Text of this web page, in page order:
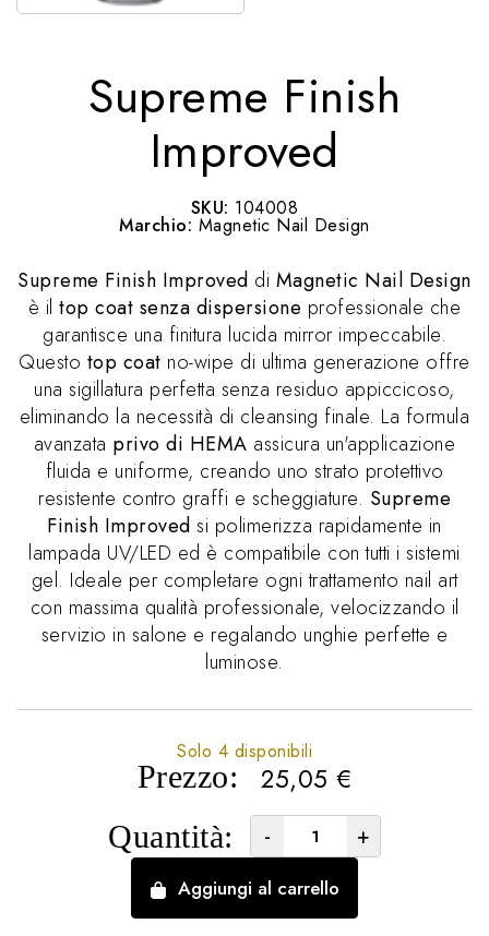
Supreme Finish
Improved
SKU: 104008
Marchio: Magnetic Nail Design
Supreme Finish Improved di Magnetic Nail Design
è iltop coat senza dispersione professionale che
garantisce una finitura lucida mirror impeccabile.
Questo top coat no-wipe di ultima generazione offre
una sigillatura perfetta senza residuo appiccicoso,
eliminando la necessità di cleansing finale. La formula
avanzata privo di HEMA assicura un'applicazione
fluida e uniforme, creando uno strato protettivo
resistente contro graffi e scheggiature. Supreme
Finish Improved si polimerizza rapidamente in
lampada UV/LED ed è compatibile con tutti i sistemi
gel. Ideale per completare ogni trattamento nail art
con massima qualità professionale, velocizzando il
servizio in salone e regalando unghie perfette e
luminose.
Prezzo: 25,05 €
Solo 4 disponibili
Quantità: - +
Aggiungi al carrello